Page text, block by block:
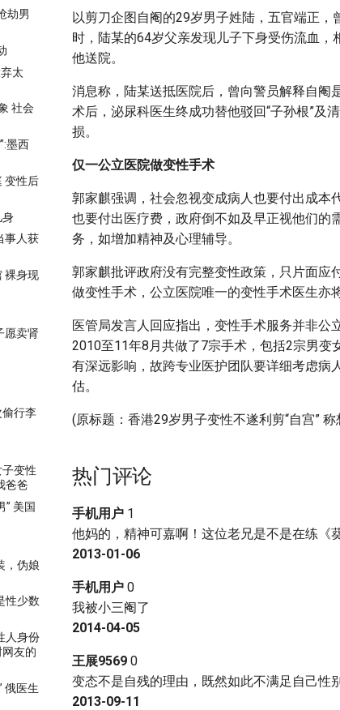
劫男
太
社会
墨西
变性后
身
事人获
裸身现
愿卖肾
偷行李
子变性
爸爸
” 美国
，伪娘
性少数
人身份
网友的
俄医生
以剪刀企图自阉的29岁男子姓陆，五官端正
时，陆某的64岁父亲发现儿子下身受伤流血
他送院。
消息称，陆某送抵医院后，曾向警员解释自阉
术后，泌尿科医生终成功替他驳回“子孙根”及
损。
仅一公立医院做变性手术
郭家麒强调，社会忽视变成病人也要付出成本
也要付出医疗费，政府倒不如及早正视他们的
务，如增加精神及心理辅导。
郭家麒批评政府没有完整变性政策，只片面应
做变性手术，公立医院唯一的变性手术医生亦
医管局发言人回应指出，变性手术服务并非公
2010至11年8月共做了7宗手术，包括2宗男
有深远影响，故跨专业医护团队要详细考虑病
估。
(原标题：香港29岁男子变性不遂利剪“自宫”
热门评论
手机用户 1
他妈的，精神可嘉啊！这位老兄是不是在练《
2013-01-06
手机用户 0
我被小三阉了
2014-04-05
王展9569 0
变态不是自残的理由，既然如此不满足自己性
2013-09-11